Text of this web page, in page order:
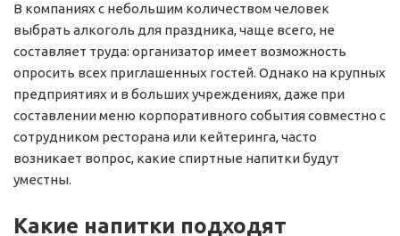
В компаниях с небольшим количеством человек
выбрать алкоголь для праздника, чаще всего, не
составляет труда: организатор имеет возможность
опросить всех приглашенных гостей. Однако на крупных
предприятиях и в больших учреждениях, даже при
составлении меню корпоративного события совместно с
сотрудником ресторана или кейтеринга, часто
возникает вопрос, какие спиртные напитки будут
уместны.
Какие напитки подходят